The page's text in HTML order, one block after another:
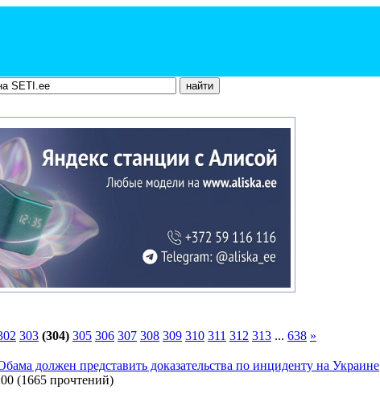
303 (304) 305 306 307 308 309 310 311 312 313 ... 638 »
должен представить доказательства по инциденту на Украине
(1665 прочтений)